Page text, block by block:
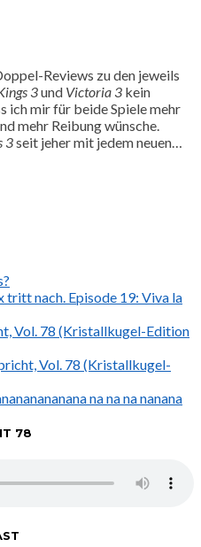
Reviews zu den jeweils
3und Victoria 3 kein
ich mir für beide Spiele mehr
mehr Reibung wünsche.
3seit jeher mit jedem neuen…
tritt nach. Episode 19: Viva la
Vol. 78 (Kristallkugel-Edition
Vol. 78 (Kristallkugel-
na na na nanana
78